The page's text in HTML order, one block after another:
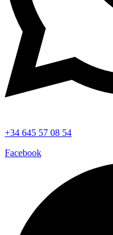
+34 645 57 08 54
Facebook